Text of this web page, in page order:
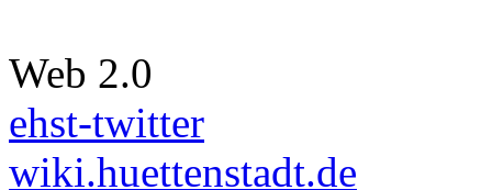
Web 2.0
ehst-twitter
wiki.huettenstadt.de